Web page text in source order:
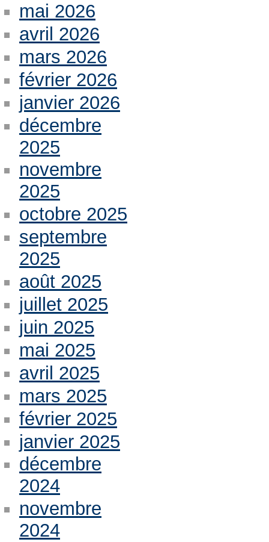
mai 2026
avril 2026
mars 2026
février 2026
janvier 2026
décembre
2025
novembre
2025
octobre 2025
septembre
2025
août 2025
juillet 2025
juin 2025
mai 2025
avril 2025
mars 2025
février 2025
janvier 2025
décembre
2024
novembre
2024